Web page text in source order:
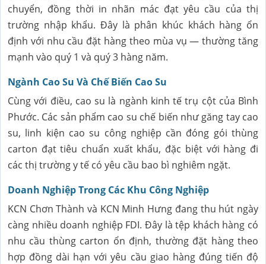
chuyển, đồng thời in nhãn mác đạt yêu cầu của thị
trường nhập khẩu. Đây là phân khúc khách hàng ổn
định với nhu cầu đặt hàng theo mùa vụ — thường tăng
mạnh vào quý 1 và quý 3 hàng năm.
Ngành Cao Su Và Chế Biến Cao Su
Cùng với điều, cao su là ngành kinh tế trụ cột của Bình
Phước. Các sản phẩm cao su chế biến như găng tay cao
su, linh kiện cao su công nghiệp cần đóng gói thùng
carton đạt tiêu chuẩn xuất khẩu, đặc biệt với hàng đi
các thị trường y tế có yêu cầu bao bì nghiêm ngặt.
Doanh Nghiệp Trong Các Khu Công Nghiệp
KCN Chơn Thành và KCN Minh Hưng đang thu hút ngày
càng nhiều doanh nghiệp FDI. Đây là tệp khách hàng có
nhu cầu thùng carton ổn định, thường đặt hàng theo
hợp đồng dài hạn với yêu cầu giao hàng đúng tiến độ